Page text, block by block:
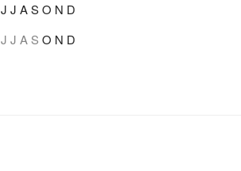
J J ASO N D
J J A S O N D